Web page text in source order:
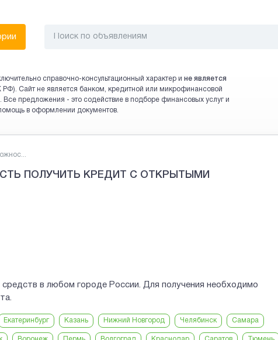
справочно-консультационный характер и не является
РФ). Сайт не является банком, кредитной или микрофинансовой
Все предложения - это содействие в подборе финансовых услуг и
в оформлении документов.
ПОЛУЧИТЬ КРЕДИТ С ОТКРЫТЫМИ
в любом городе России. Для получения необходимо
Екатеринбург Казань Нижний Новгород Челябинск Самара